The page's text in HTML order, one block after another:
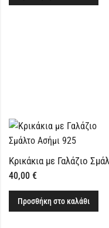
40,00 €
Προσθήκη στο καλάθι